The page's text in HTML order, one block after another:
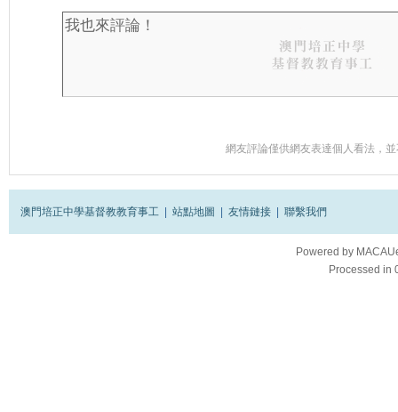
網友評論僅供網友表達個人看法，
澳門培正中學基督教教育事工 站點地圖 友情鏈接 聯繫我們
Powered by
Processed in